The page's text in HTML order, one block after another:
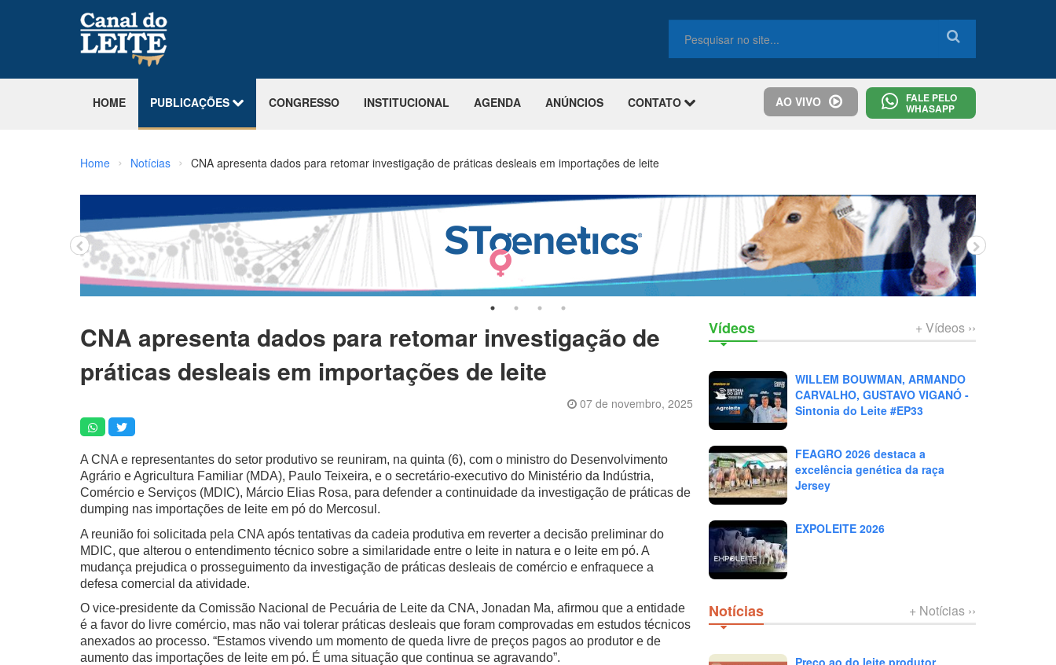
HOME PUBLICAÇÕES CONGRESSO INSTITUCIONAL AGENDA ANÚNCIOS CONTATO FALE PELO
WHASAPP
AO VIVO
Home › Notícias › CNA apresenta dados para retomar investigação de práticas desleais em importações de leite
CNA apresenta dados para retomar investigação de
práticas desleais em importações de leite
07 de novembro, 2025
A CNA e representantes do setor produtivo se reuniram, na quinta (6), com o ministro do Desenvolvimento
Agrário e Agricultura Familiar (MDA), Paulo Teixeira, e o secretário-executivo do Ministério da Indústria,
Comércio e Serviços (MDIC), Márcio Elias Rosa, para defender a continuidade da investigação de práticas de
dumping nas importações de leite em pó do Mercosul.
A reunião foi solicitada pela CNA após tentativas da cadeia produtiva em reverter a decisão preliminar do
MDIC, que alterou o entendimento técnico sobre a similaridade entre o leite in natura e o leite em pó. A
mudança prejudica o prosseguimento da investigação de práticas desleais de comércio e enfraquece a
defesa comercial da atividade.
O vice-presidente da Comissão Nacional de Pecuária de Leite da CNA, Jonadan Ma, afirmou que a entidade
é a favor do livre comércio, mas não vai tolerar práticas desleais que foram comprovadas em estudos técnicos
anexados ao processo. “Estamos vivendo um momento de queda livre de preços pagos ao produtor e de
aumento das importações de leite em pó. É uma situação que continua se agravando”.
Vídeos + Vídeos ››
WILLEM BOUWMAN, ARMANDO
CARVALHO, GUSTAVO VIGANÓ -
Sintonia do Leite #EP33
FEAGRO 2026 destaca a
excelência genética da raça
Jersey
EXPOLEITE 2026
Notícias + Notícias ››
Preço ao do leite produtor